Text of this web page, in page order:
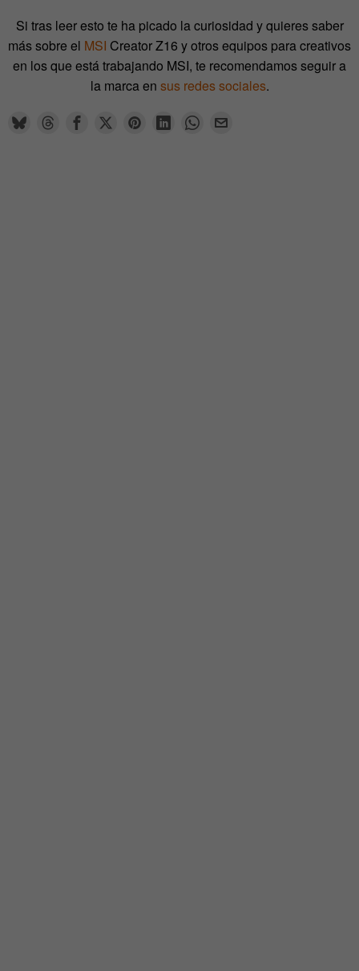
Si tras leer esto te ha picado la curiosidad y quieres saber
más sobre el MSI Creator Z16 y otros equipos para creativos
en los que está trabajando MSI, te recomendamos seguir a
la marca en sus redes sociales.